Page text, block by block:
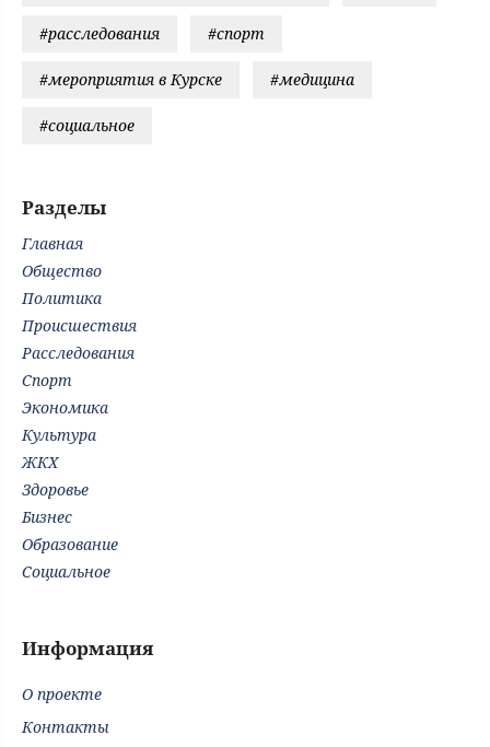
#расследования #спорт
#мероприятия в Курске #медицина
#социальное
Разделы
Главная
Общество
Политика
Происшествия
Расследования
Спорт
Экономика
Культура
ЖКХ
Здоровье
Бизнес
Образование
Социальное
Информация
О проекте
Контакты